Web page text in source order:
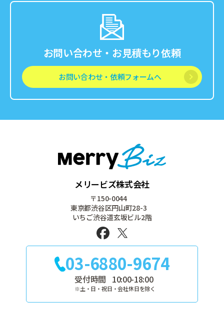
お問い合わせ・お見積もり依頼
お問い合わせ・依頼フォームへ
03-6880-9674
受付時間 10:00-18:00
※土・日・祝日・会社休日を除く
メリービズ株式会社
〒150-0044
東京都渋谷区円山町28-3
いちご渋谷道玄坂ビル2階